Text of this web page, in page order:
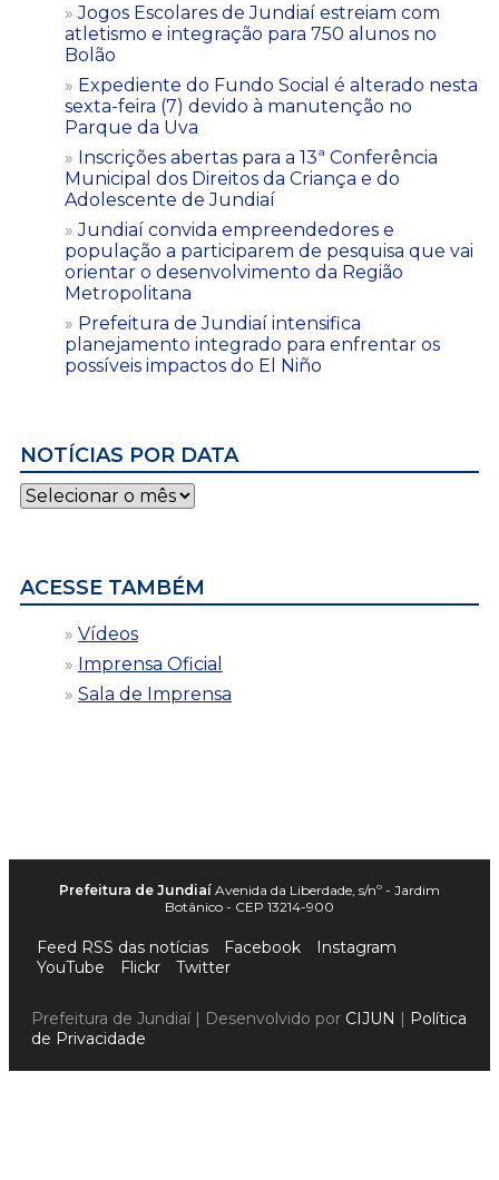
Jogos Escolares de Jundiaí estreiam com
atletismo e integração para 750 alunos no
Bolão
Expediente do Fundo Social é alterado nesta
sexta-feira (7) devido à manutenção no
Parque da Uva
Inscrições abertas para a 13ª Conferência
Municipal dos Direitos da Criança e do
Adolescente de Jundiaí
Jundiaí convida empreendedores e
população a participarem de pesquisa que vai
orientar o desenvolvimento da Região
Metropolitana
Prefeitura de Jundiaí intensifica
planejamento integrado para enfrentar os
possíveis impactos do El Niño
NOTÍCIAS POR DATA
Notícias
por
ACESSE TAMBÉM
Vídeos
Imprensa Oficial
Sala de Imprensa
Prefeitura de Jundiaí Avenida da Liberdade, s/nº - Jardim
Botânico - CEP 13214-900
Feed RSS das notícias Facebook
Instagram
YouTube
Flickr Twitter
Prefeitura de Jundiaí | Desenvolvido por CIJUN | Política
de Privacidade